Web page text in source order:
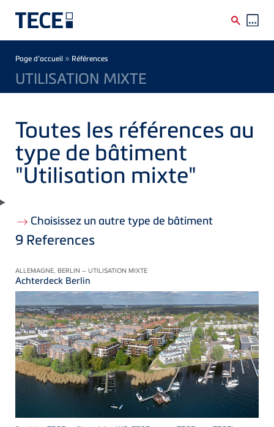
Breadcrumb
Page d’accueil » Références
UTILISATION MIXTE
Toutes les références au
type de bâtiment
"Utilisation mixte"
Choisissez un autre type de bâtiment
9 References
ALLEMAGNE, BERLIN – UTILISATION MIXTE
Achterdeck Berlin